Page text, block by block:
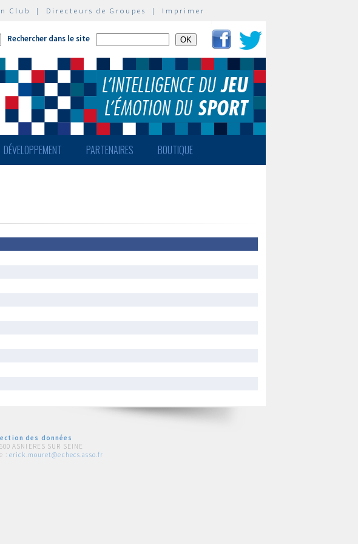
Club | Directeurs de Groupes | Imprimer
Rechercher dans le site
DÉVELOPPEMENT PARTENAIRES BOUTIQUE
des données
ASNIERES SUR SEINE
: erick.mouret@echecs.asso.fr